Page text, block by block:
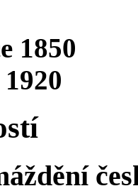
1850